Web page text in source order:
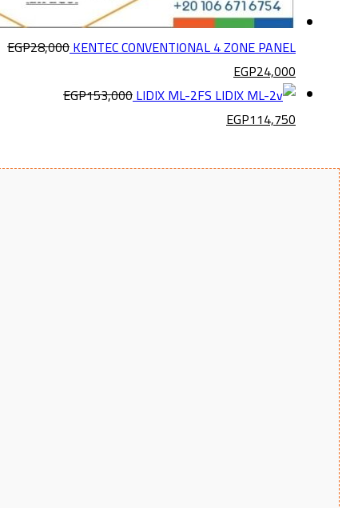
KENTEC CONVENTIONAL 4 ZONE PANEL
EGP28,000
EGP24,000
LIDIX ML-2FS
EGP153,000
EGP114,750